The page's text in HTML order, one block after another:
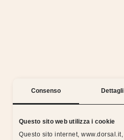
Consenso Dettagli
Questo sito web utilizza i cookie
Questo sito internet, www.dorsal.it,